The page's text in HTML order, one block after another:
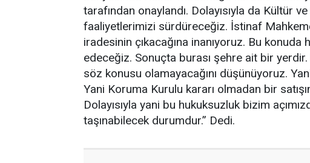
tarafından onaylandı. Dolayısıyla da Kültür
faaliyetlerimizi sürdüreceğiz. İstinaf
iradesinin çıkacağına inanıyoruz. Bu
edeceğiz. Sonuçta burası şehre ait bir
söz konusu olamayacağını düşünüyoruz.
Yani Koruma Kurulu kararı olmadan bir
Dolayısıyla yani bu hukuksuzluk bizim
taşınabilecek durumdur.” Dedi.